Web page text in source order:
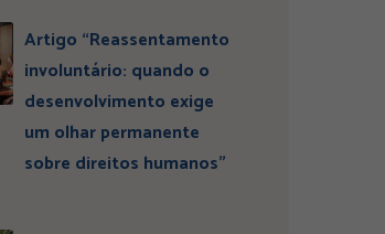
Artigo “Reassentamento
involuntário: quando o
desenvolvimento exige
um olhar permanente
sobre direitos humanos”